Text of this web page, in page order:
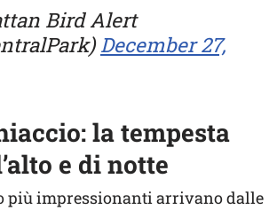
Bird Alert
December 27,
la tempesta
e di notte
più impressionanti arrivano dalle